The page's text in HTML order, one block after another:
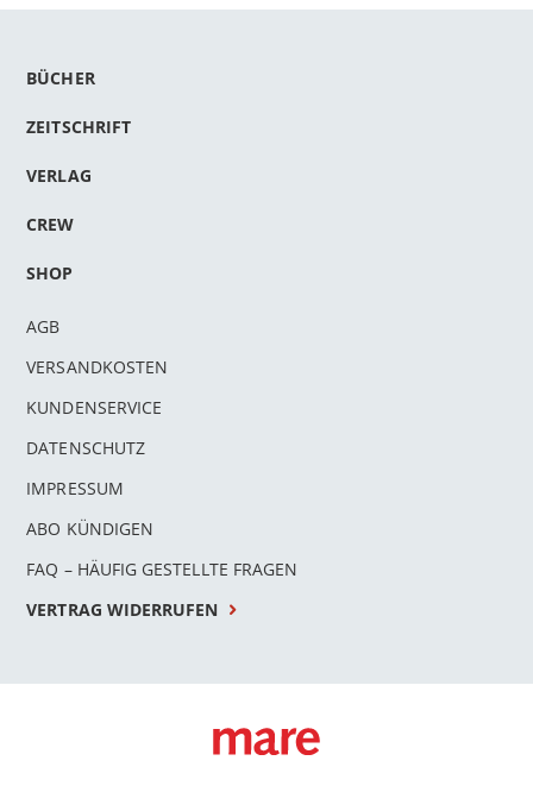
BÜCHER
ZEITSCHRIFT
VERLAG
CREW
SHOP
AGB
VERSANDKOSTEN
KUNDENSERVICE
DATENSCHUTZ
IMPRESSUM
ABO KÜNDIGEN
FAQ – HÄUFIG GESTELLTE FRAGEN
VERTRAG WIDERRUFEN